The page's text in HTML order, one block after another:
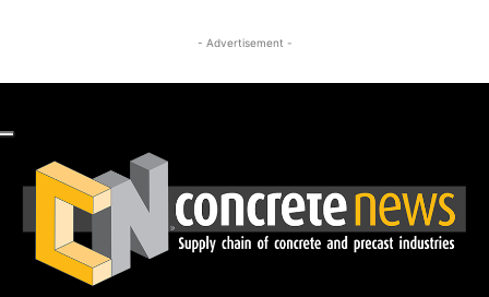
- Advertisement -